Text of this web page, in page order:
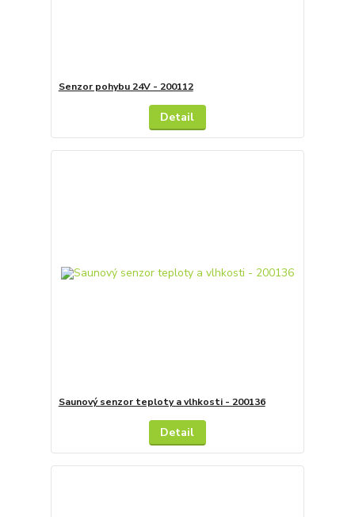
Senzor pohybu 24V - 200112
Detail
Saunový senzor teploty a vlhkosti - 200136
Detail